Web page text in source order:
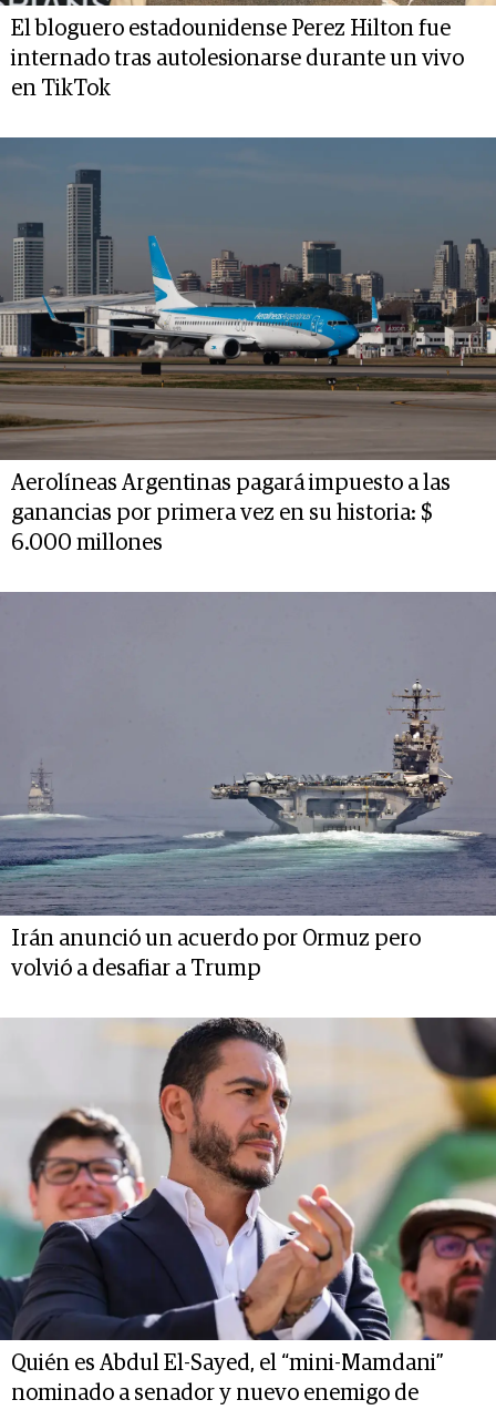
El bloguero estadounidense Perez Hilton fue
internado tras autolesionarse durante un vivo
en TikTok
Aerolíneas Argentinas pagará impuesto a las
ganancias por primera vez en su historia: $
6.000 millones
Irán anunció un acuerdo por Ormuz pero
volvió a desafiar a Trump
Quién es Abdul El-Sayed, el “mini-Mamdani”
nominado a senador y nuevo enemigo de